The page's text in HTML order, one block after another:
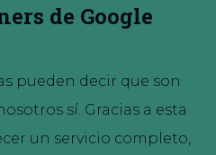
de Google
pueden decir que son
sí. Gracias a esta
un servicio completo,